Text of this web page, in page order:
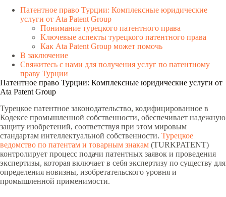
Патентное право Турции: Комплексные юридические
услуги от Ata Patent Group
Понимание турецкого патентного права
Ключевые аспекты турецкого патентного права
Как Ata Patent Group может помочь
В заключение
Свяжитесь с нами для получения услуг по патентному
праву Турции
Патентное право Турции: Комплексные юридические услуги от
Ata Patent Group
Турецкое патентное законодательство, кодифицированное в
Кодексе промышленной собственности, обеспечивает надежную
защиту изобретений, соответствуя при этом мировым
стандартам интеллектуальной собственности. Турецкое
ведомство по патентам и товарным знакам (TURKPATENT)
контролирует процесс подачи патентных заявок и проведения
экспертизы, которая включает в себя экспертизу по существу для
определения новизны, изобретательского уровня и
промышленной применимости.